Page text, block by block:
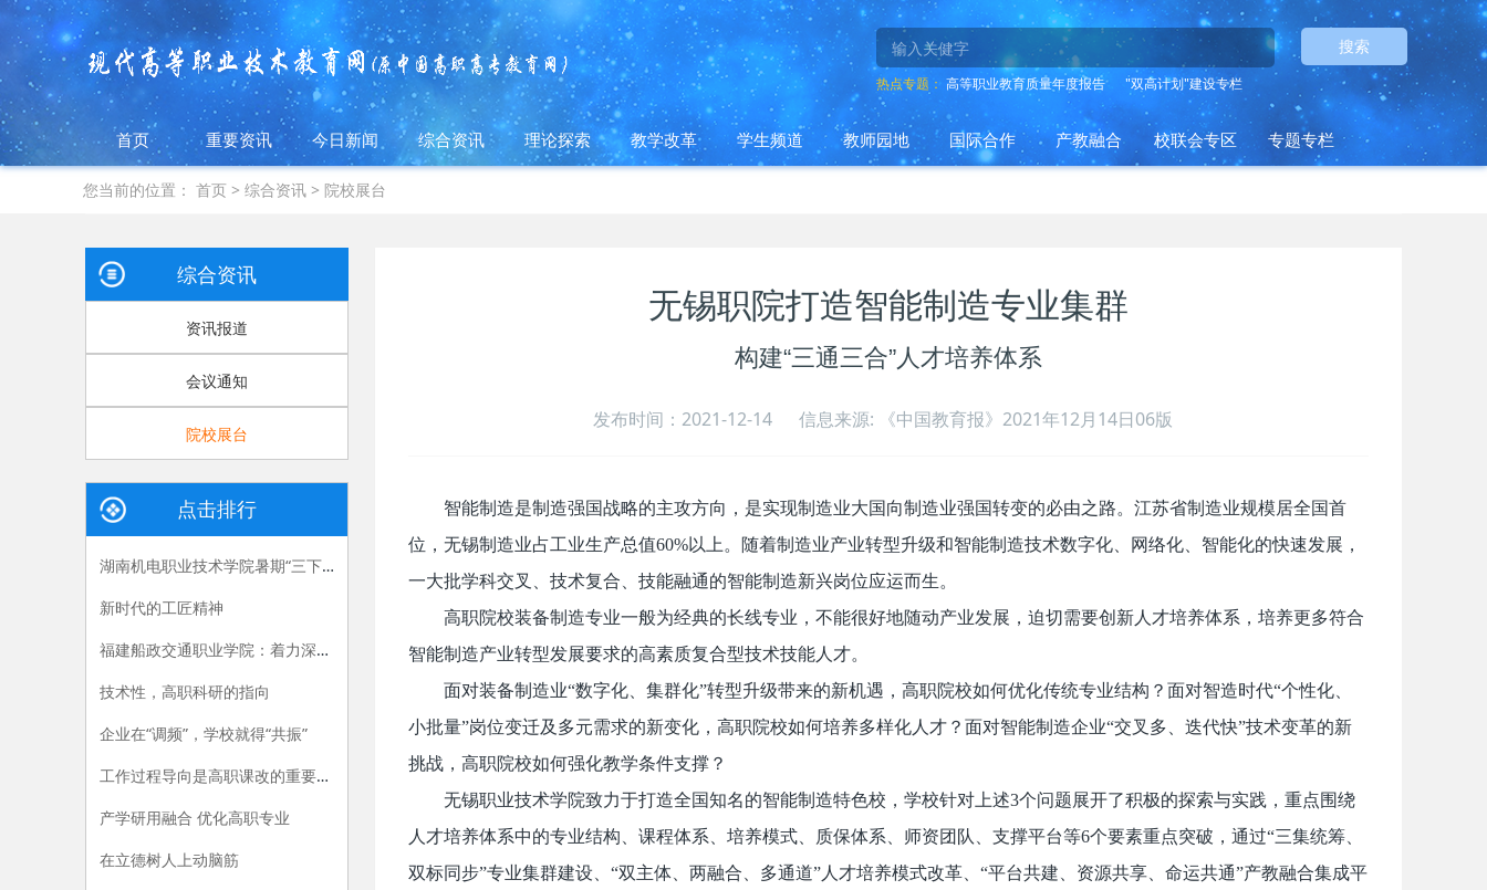
搜索
热点专题： 高等职业教育质量年度报告 "双高计划"建设专栏
首页 重要资讯 今日新闻 综合资讯 理论探索 教学改革 学生频道 教师园地 国际合作 产教融合 校联会专区 专题专栏
您当前的位置： 首页> 综合资讯> 院校展台
无锡职院打造智能制造专业集群
构建“三通三合”人才培养体系
发布时间：2021-12-14 信息来源: 《中国教育报》2021年12月14日06版
智能制造是制造强国战略的主攻方向，是实现制造业大国向制造业强国转变的必由之路。江苏省制造业规模居全国首
位，无锡制造业占工业生产总值60%以上。随着制造业产业转型升级和智能制造技术数字化、网络化、智能化的快速发展，
一大批学科交叉、技术复合、技能融通的智能制造新兴岗位应运而生。
高职院校装备制造专业一般为经典的长线专业，不能很好地随动产业发展，迫切需要创新人才培养体系，培养更多符合
智能制造产业转型发展要求的高素质复合型技术技能人才。
面对装备制造业“数字化、集群化”转型升级带来的新机遇，高职院校如何优化传统专业结构？面对智造时代“个性化、
小批量”岗位变迁及多元需求的新变化，高职院校如何培养多样化人才？面对智能制造企业“交叉多、迭代快”技术变革的新
挑战，高职院校如何强化教学条件支撑？
无锡职业技术学院致力于打造全国知名的智能制造特色校，学校针对上述3个问题展开了积极的探索与实践，重点围绕
人才培养体系中的专业结构、课程体系、培养模式、质保体系、师资团队、支撑平台等6个要素重点突破，通过“三集统筹、
双标同步”专业集群建设、“双主体、两融合、多通道”人才培养模式改革、“平台共建、资源共享、命运共通”产教融合集成平
综合资讯
资讯报道
会议通知
院校展台
点击排行
湖南机电职业技术学院暑期“三下乡”：长大后，我就成了你
新时代的工匠精神
福建船政交通职业学院：着力深化产教融合，“六招”助推职教供给侧改革
技术性，高职科研的指向
企业在“调频”，学校就得“共振”
工作过程导向是高职课改的重要指导原则
产学研用融合 优化高职专业
在立德树人上动脑筋